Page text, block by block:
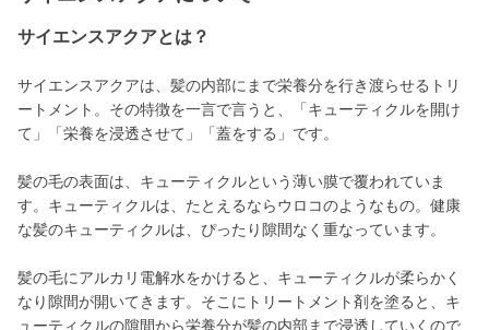
サイエンスアクアとは？
サイエンスアクアは、髪の内部にまで栄養分を行き渡らせるトリ
ートメント。その特徴を一言で言うと、「キューティクルを開け
て」「栄養を浸透させて」「蓋をする」です。
髪の毛の表面は、キューティクルという薄い膜で覆われていま
す。キューティクルは、たとえるならウロコのようなもの。健康
な髪のキューティクルは、ぴったり隙間なく重なっています。
髪の毛にアルカリ電解水をかけると、キューティクルが柔らかく
なり隙間が開いてきます。そこにトリートメント剤を塗ると、キ
ューティクルの隙間から栄養分が髪の内部まで浸透していくので